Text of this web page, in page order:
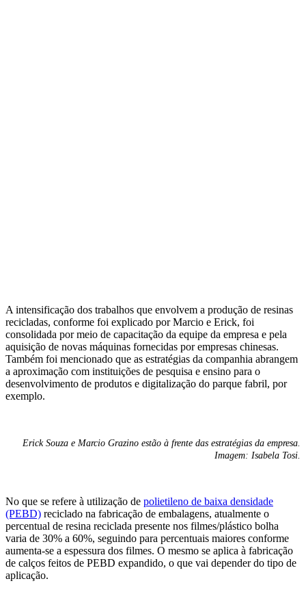
A intensificação dos trabalhos que envolvem a produção de resinas
recicladas, conforme foi explicado por Marcio e Erick, foi
consolidada por meio de capacitação da equipe da empresa e pela
aquisição de novas máquinas fornecidas por empresas chinesas.
Também foi mencionado que as estratégias da companhia abrangem
a aproximação com instituições de pesquisa e ensino para o
desenvolvimento de produtos e digitalização do parque fabril, por
exemplo.
Erick Souza e Marcio Grazino estão à frente das estratégias da empresa.
Imagem: Isabela Tosi.
No que se refere à utilização de polietileno de baixa densidade
(PEBD) reciclado na fabricação de embalagens, atualmente o
percentual de resina reciclada presente nos filmes/plástico bolha
varia de 30% a 60%, seguindo para percentuais maiores conforme
aumenta-se a espessura dos filmes. O mesmo se aplica à fabricação
de calços feitos de PEBD expandido, o que vai depender do tipo de
aplicação.